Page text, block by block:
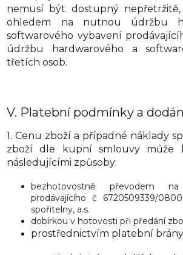
nemusí být dostupný
ohledem na nutnou údržbu
softwarového vybavení
údržbu hardwarového a
třetích osob.
V. Platební podmínky a
1. Cenu zboží a případné náklady
zboží dle kupní smlouvy může
následujícími způsoby:
bezhotovostně převodem
prodávajícího č 6720509339/
spořitelny, a.s.
dobírkou v hotovosti při předání
prostřednictvím platební